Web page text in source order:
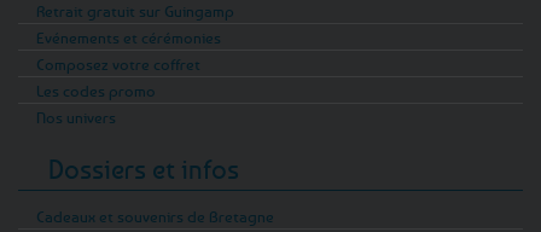
Retrait gratuit sur Guingamp
Evénements et cérémonies
Composez votre coffret
Les codes promo
Nos univers
Dossiers et infos
Cadeaux et souvenirs de Bretagne